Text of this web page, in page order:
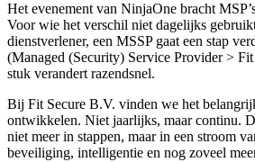
Het evenement van NinjaOne bracht
Voor wie het verschil niet dagelijks
dienstverlener, een MSSP gaat een stap
(Managed (Security) Service Provider >
stuk verandert razendsnel.
Bij Fit Secure B.V. vinden we het
ontwikkelen. Niet jaarlijks, maar continu.
niet meer in stappen, maar in een stroom
beveiliging, intelligentie en nog zoveel